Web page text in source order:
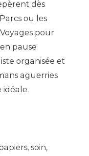
dès
ou les
pour
pause
organisée et
aguerries
soin,